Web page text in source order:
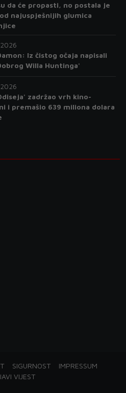
da će propasti, no postala je
najuspješnijih glumica
Iz čistog očaja napisali
Willa Huntinga'
zadržao vrh kino-
i premašio 639 miliona dolara
SIGURNOST
IMPRESSUM
VIJEST